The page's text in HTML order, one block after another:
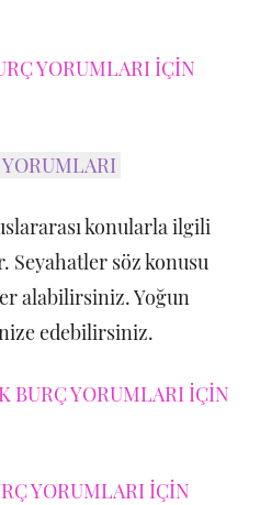
YORUMLARI İÇİN
konularla ilgili
Seyahatler söz konusu
alabilirsiniz. Yoğun
edebilirsiniz.
BURÇ YORUMLARI İÇİN
YORUMLARI İÇİN